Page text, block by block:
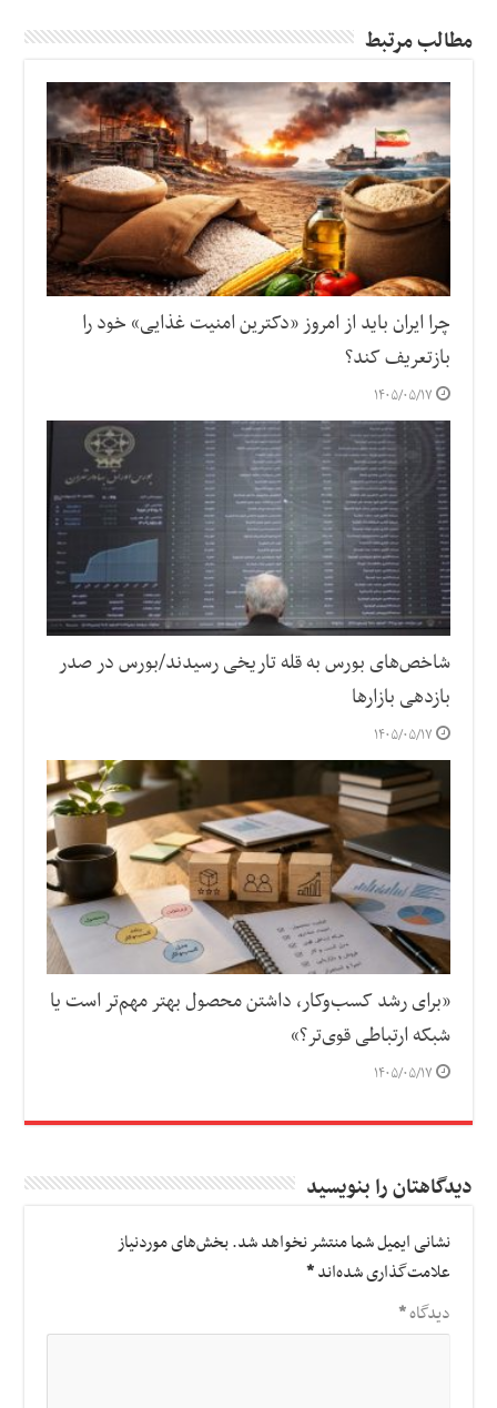
مطالب مرتبط
چرا ایران باید از امروز «دکترین امنیت غذایی» خود را
بازتعریف کند؟
۱۴۰۵/۰۵/۱۷
شاخص‌های بورس به قله تاریخی رسیدند/بورس در صدر
بازدهی بازارها
۱۴۰۵/۰۵/۱۷
«برای رشد کسب‌وکار، داشتن محصول بهتر مهم‌تر است یا
شبکه ارتباطی قوی‌تر؟»
۱۴۰۵/۰۵/۱۷
دیدگاهتان را بنویسید
نشانی ایمیل شما منتشر نخواهد شد.بخش‌های موردنیاز
علامت‌گذاری شده‌اند*
دیدگاه*